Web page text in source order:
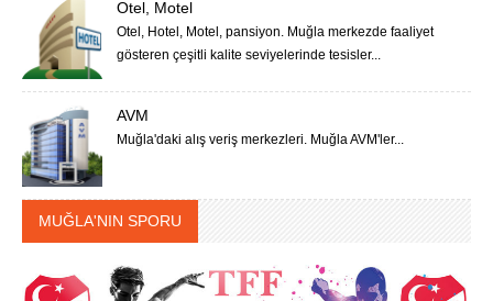
Otel, Motel
Otel, Hotel, Motel, pansiyon. Muğla merkezde faaliyet
gösteren çeşitli kalite seviyelerinde tesisler...
AVM
Muğla'daki alış veriş merkezleri. Muğla AVM'ler...
MUĞLA'NIN SPORU